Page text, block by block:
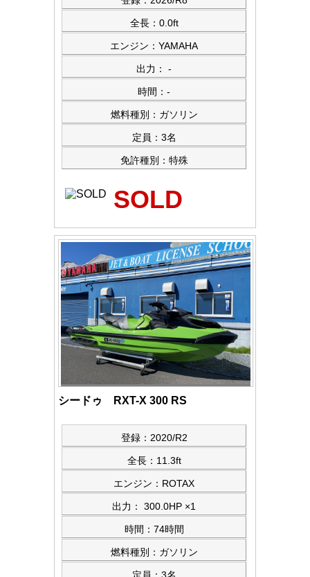
全長：0.0ft
エンジン：YAMAHA
出力： -
時間：-
燃料種別：ガソリン
定員：3名
免許種別：特殊
SOLD
シードゥ RXT-X 300 RS
登録：2020/R2
全長：11.3ft
エンジン：ROTAX
出力： 300.0HP ×1
時間：74時間
燃料種別：ガソリン